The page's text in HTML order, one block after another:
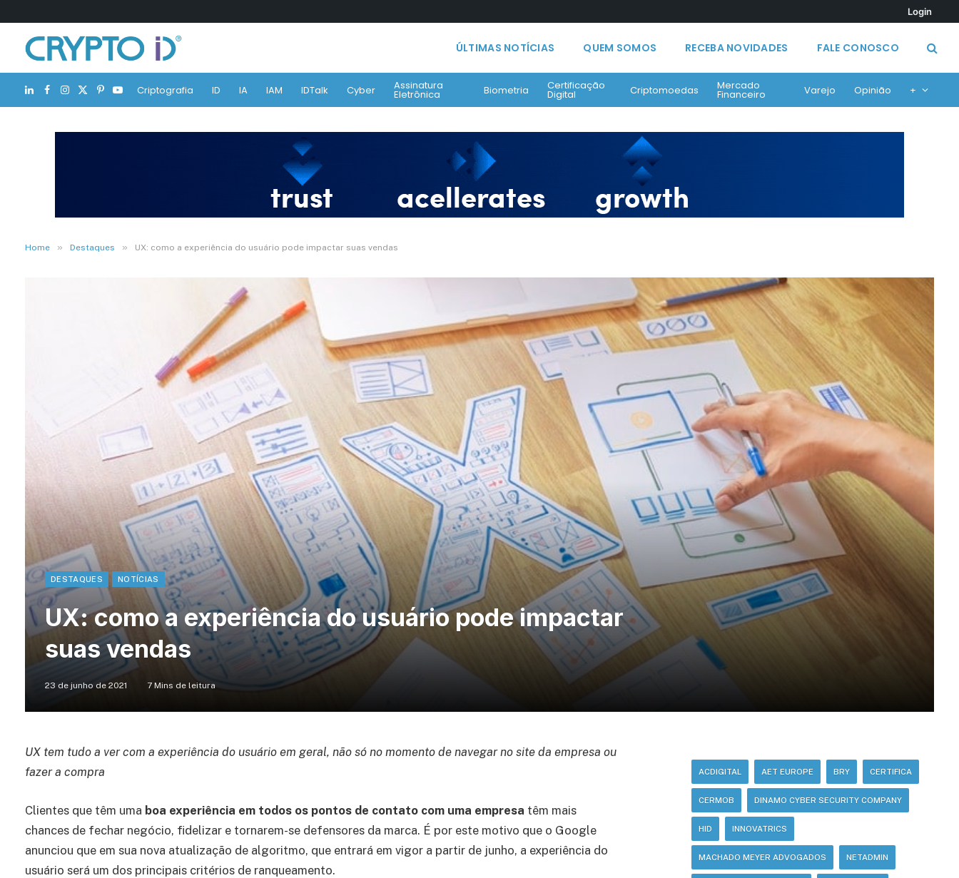
Login
ÚLTIMAS NOTÍCIAS QUEM SOMOS RECEBA NOVIDADES FALE CONOSCO
LinkedIn
Facebook
Instagram
X
(Twitter)
Pinterest
YouTubeCriptografia ID IA IAM IDTalk Cyber Assinatura
Eletrônica Biometria Certificação
Digital Criptomoedas Mercado
Financeiro Varejo Opinião +
Home » Destaques » UX: como a experiência do usuário pode impactar suas vendas
DESTAQUES NOTÍCIAS
UX: como a experiência do usuário pode impactar
suas vendas
23 de junho de 2021 7 Mins de leitura
UX tem tudo a ver com a experiência do usuário em geral, não só no momento de navegar no site da empresa ou
fazer a compra
Clientes que têm uma boa experiência em todos os pontos de contato com uma empresa têm mais
chances de fechar negócio, fidelizar e tornarem-se defensores da marca. É por este motivo que o Google
anunciou que em sua nova atualização de algoritmo, que entrará em vigor a partir de junho, a experiência do
usuário será um dos principais critérios de ranqueamento.
ACDIGITAL AET EUROPE BRY CERTIFICA
CERMOB DINAMO CYBER SECURITY COMPANY
HID INNOVATRICS
MACHADO MEYER ADVOGADOS NETADMIN